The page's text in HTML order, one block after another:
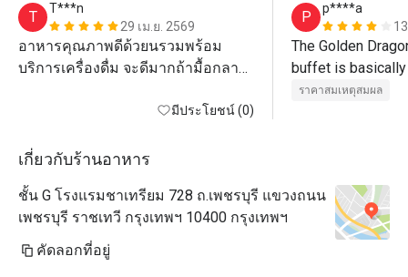
T
T***n
29 เม.ย. 2569
อาหารคุณภาพดีด้วยนรวมพร้อม
บริการเครื่องดื่ม จะดีมากถ้ามื้อกลาง
มีประโยชน์ (0)
P
p****a
The Golden
buffet is
They serve
pork belly with
turnips.
Surprisingly, my
ราคาสมเหตุสมผล
เกี่ยวกับร้านอาหาร
ชั้น G โรงแรมชาเทรียม 728 ถ.เพชรบุรี แขวงถนน
เพชรบุรี ราชเทวี กรุงเทพฯ 10400 กรุงเทพฯ
คัดลอกที่อยู่